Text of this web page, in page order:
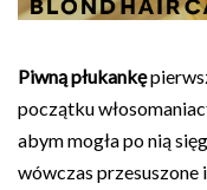
Piwną płukankę
początku
abym mogła po nią
wówczas przesuszone